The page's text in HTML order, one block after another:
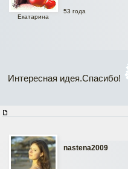
Екатарина
53 года
Интересная идея.Спасибо!
nastena2009